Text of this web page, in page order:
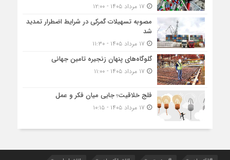
مصوبه تسهیلات گمرکی در شرایط اضطرار تمدید
شد
گلوگاه‌های پنهان زنجیره تامین جهانی
فلج خلاقیت؛ جایی میان فکر و عمل